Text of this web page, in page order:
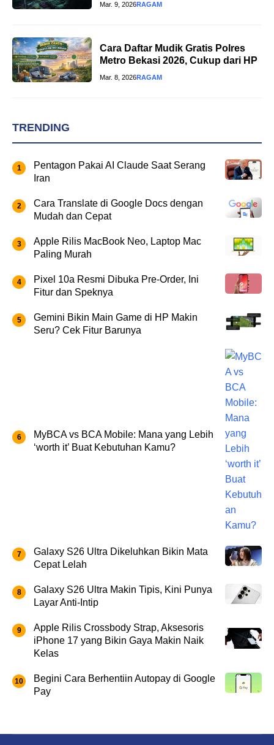
Mar. 9, 2026RAGAM
Cara Daftar Mudik Gratis Polres
Metro Bekasi 2026, Cukup dari HP
Mar. 8, 2026RAGAM
TRENDING
Pentagon Pakai AI Claude Saat Serang
Iran
Cara Translate di Google Docs dengan
Mudah dan Cepat
Apple Rilis MacBook Neo, Laptop Mac
Paling Murah
Pixel 10a Resmi Dibuka Pre-Order, Ini
Fitur dan Speknya
Gemini Bikin Main Game di HP Makin
Seru? Cek Fitur Barunya
MyBCA vs BCA Mobile: Mana yang Lebih
‘worth it’ Buat Kebutuhan Kamu?
Galaxy S26 Ultra Dikeluhkan Bikin Mata
Cepat Lelah
Galaxy S26 Ultra Makin Tipis, Kini Punya
Layar Anti-Intip
Apple Rilis Crossbody Strap, Aksesoris
iPhone 17 yang Bikin Gaya Makin Naik
Kelas
Begini Cara Berhentiin Autopay di Google
Pay